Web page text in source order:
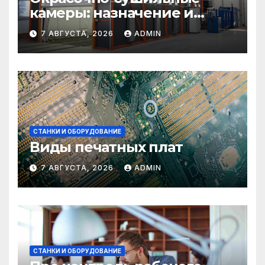
камеры: назначение и
области применения
7 АВГУСТА, 2026 ADMIN
СТАНКИ И ОБОРУДОВАНИЕ
Виды печатных плат
7 АВГУСТА, 2026 ADMIN
СТАНКИ И ОБОРУДОВАНИЕ